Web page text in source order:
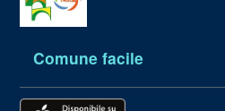
Comune facile